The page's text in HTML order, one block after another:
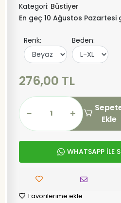
Kategori: Büstiyer
En geç 10 Ağustos
Renk: Beden:
276,00 TL
Ekle
WHATSAPP İLE
Favorilerime ekle